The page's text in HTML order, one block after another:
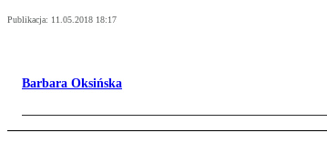
Publikacja: 11.05.2018 18:17
Barbara Oksińska